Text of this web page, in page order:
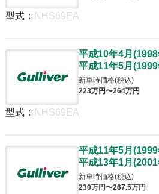
型式 : NHS69EA
平成10年4月 (1998
平成11年5月 (1999
新車時価格(税込)
223万円〜264万円
型式 : NHS69EA
平成11年5月 (1999
平成13年1月 (2001
新車時価格(税込)
230万円〜267.5万円